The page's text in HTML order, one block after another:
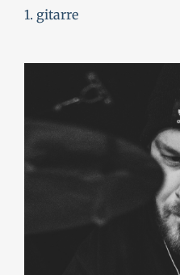
1. gitarre